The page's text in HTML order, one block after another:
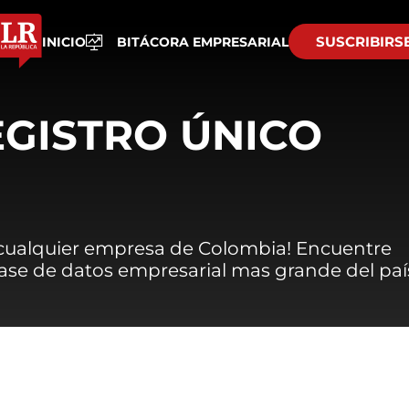
INICIO BITÁCORA EMPRESARIAL
ÚNICO
empresa de Colombia! Encuentre
de datos empresarial mas grande del